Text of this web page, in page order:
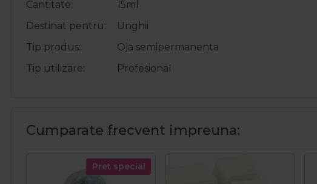
Cantitate
15ml
Destinat pentru
Unghii
Tip produs
Oja semipermanenta
Tip utilizare
Profesional
Cumparate frecvent impreuna:
Pret special